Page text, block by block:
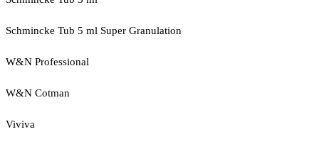
Schmincke Tub 5 ml Super Granulation
W&N Professional
W&N Cotman
Viviva